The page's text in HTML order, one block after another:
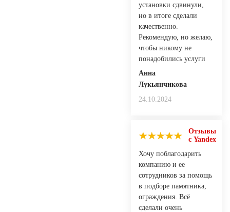
установки сдвинули,
но в итоге сделали
качественно.
Рекомендую, но желаю,
чтобы никому не
понадобились услуги
Анна
Лукьянчикова
24.10.2024
Отзывы
с Yandex
Хочу поблагодарить
компанию и ее
сотрудников за помощь
в подборе памятника,
ограждения. Всё
сделали очень